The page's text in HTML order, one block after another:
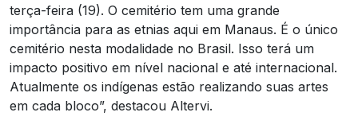
terça-feira (19). O cemitério tem uma grande
importância para as etnias aqui em Manaus. É o único
cemitério nesta modalidade no Brasil. Isso terá um
impacto positivo em nível nacional e até internacional.
Atualmente os indígenas estão realizando suas artes
em cada bloco”, destacou Altervi.